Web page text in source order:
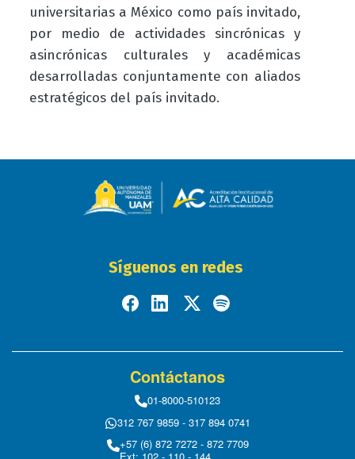
universitarias a México como país invitado,
por medio de actividades sincrónicas y
asincrónicas culturales y académicas
desarrolladas conjuntamente con aliados
estratégicos del país invitado.
Síguenos en redes
Contáctanos
01-8000-510123
312 767 9859 - 317 894 0741
+57 (6) 872 7272 - 872 7709